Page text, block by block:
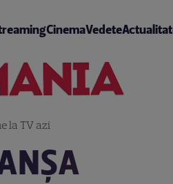
CinemaVedete
la TV azi